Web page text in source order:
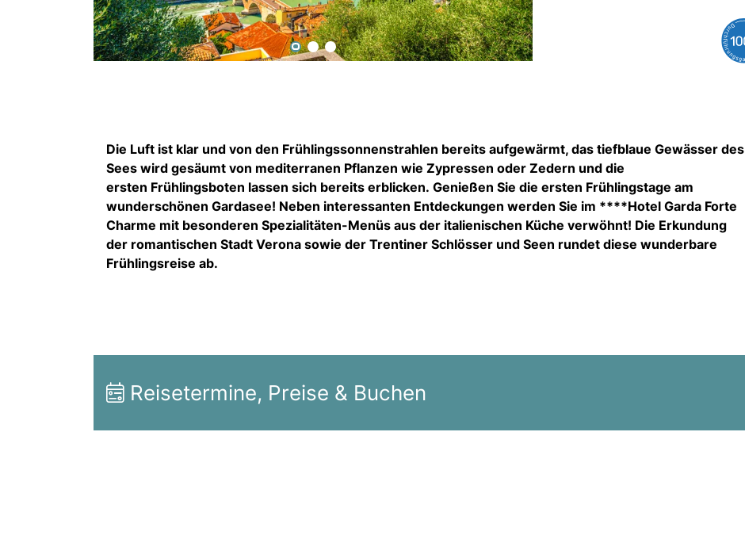
Die Luft ist klar und von den Frühlingssonnenstrahlen bereits aufgewärmt, das tiefblaue Gewässer des
Sees wird gesäumt von mediterranen Pflanzen wie Zypressen oder Zedern und die
ersten Frühlingsboten lassen sich bereits erblicken. Genießen Sie die ersten Frühlingstage am
wunderschönen Gardasee! Neben interessanten Entdeckungen werden Sie im ****Hotel Garda Forte
Charme mit besonderen Spezialitäten-Menüs aus der italienischen Küche verwöhnt! Die Erkundung
der romantischen Stadt Verona sowie der Trentiner Schlösser und Seen rundet diese wunderbare
Frühlingsreise ab.
Reisetermine, Preise & Buchen